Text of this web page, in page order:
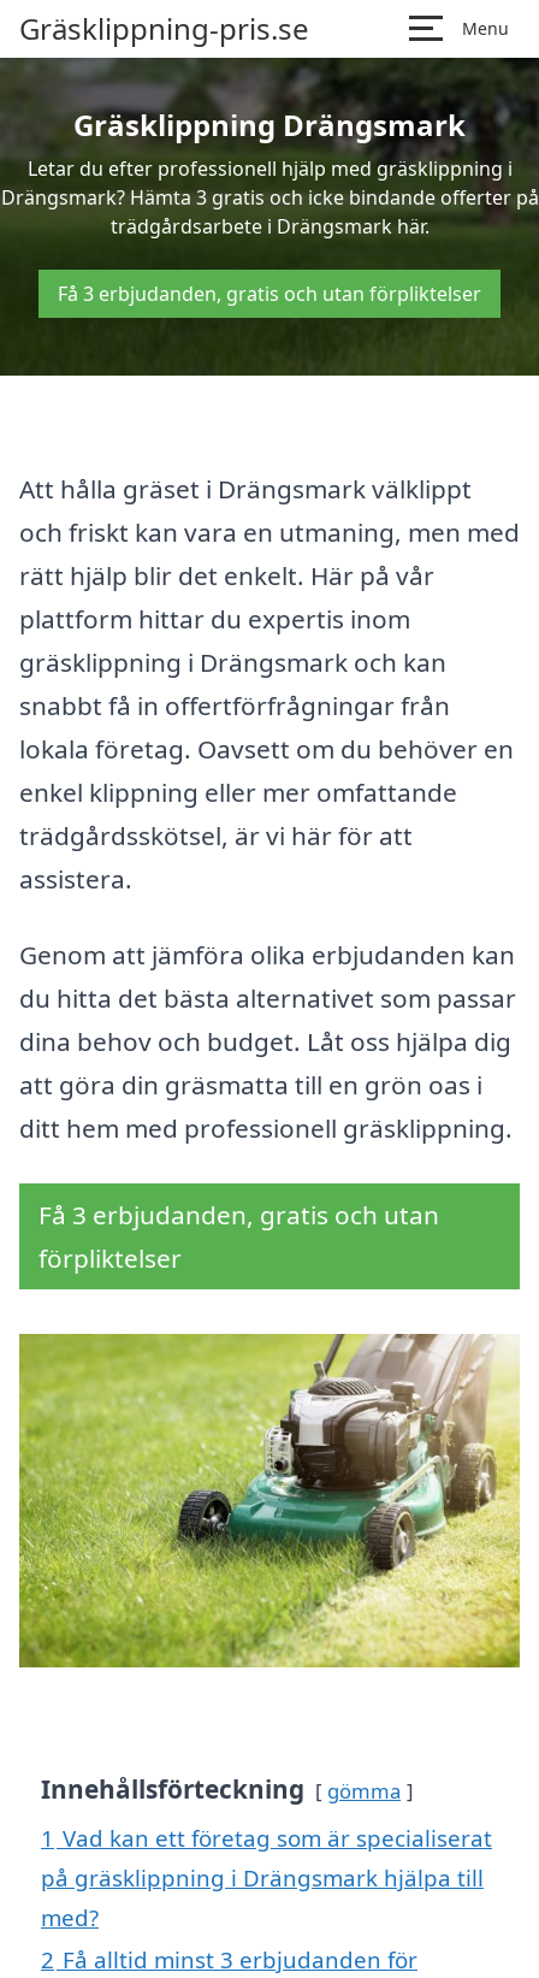
Gräsklippning-pris.se Menu
Gräsklippning Drängsmark
Letar du efter professionell hjälp med gräsklippning i
Drängsmark? Hämta 3 gratis och icke bindande offerter på
trädgårdsarbete i Drängsmark här.
Få 3 erbjudanden, gratis och utan förpliktelser
Att hålla gräset i Drängsmark välklippt
och friskt kan vara en utmaning, men med
rätt hjälp blir det enkelt. Här på vår
plattform hittar du expertis inom
gräsklippning i Drängsmark och kan
snabbt få in offertförfrågningar från
lokala företag. Oavsett om du behöver en
enkel klippning eller mer omfattande
trädgårdsskötsel, är vi här för att
assistera.
Genom att jämföra olika erbjudanden kan
du hitta det bästa alternativet som passar
dina behov och budget. Låt oss hjälpa dig
att göra din gräsmatta till en grön oas i
ditt hem med professionell gräsklippning.
Få 3 erbjudanden, gratis och utan
förpliktelser
Innehållsförteckning gömma
1 Vad kan ett företag som är specialiserat
på gräsklippning i Drängsmark hjälpa till
med?
2 Få alltid minst 3 erbjudanden för